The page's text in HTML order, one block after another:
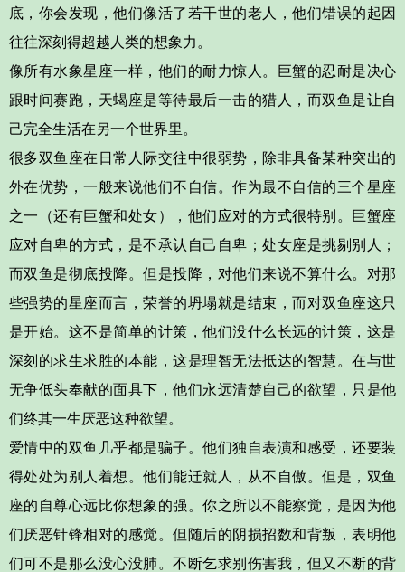
底，你会发现，他们像活了若干世的老人，他们错误的起因
往往深刻得超越人类的想象力。
像所有水象星座一样，他们的耐力惊人。巨蟹的忍耐是决心
跟时间赛跑，天蝎座是等待最后一击的猎人， 而双鱼是让自
己完全生活在另一个世界里。
很多双鱼座在日常人际交往中很弱势，除非具备某种突出的
外在优势，一般来说他们不自信。作为最不自信的三个星座
之一（还有巨蟹和处女），他们应对的方式很特别。巨蟹座
应对自卑的方式，是不承认自己自卑；处女座是挑剔别人；
而双鱼是彻底投降。但是投降，对他们来说不算什么。 对那
些强势的星座而言，荣誉的坍塌就是结束，而对双鱼座这只
是开始。 这不是简单的计策，他们没什么长远的计策，这是
深刻的求生求胜的本能，这是理智无法抵达的智慧。在与世
无争低头奉献的面具下，他们永远清楚自己的欲望，只是他
们终其一生厌恶这种欲望。
爱情中的双鱼几乎都是骗子。他们独自表演和感受，还要装
得处处为别人着想。他们能迁就人，从不自傲。但是，双鱼
座的自尊心远比你想象的强。你之所以不能察觉，是因为他
们厌恶针锋相对的感觉。但随后的阴损招数和背叛，表明他
们可不是那么没心没肺。不断乞求别伤害我，但又不断的背